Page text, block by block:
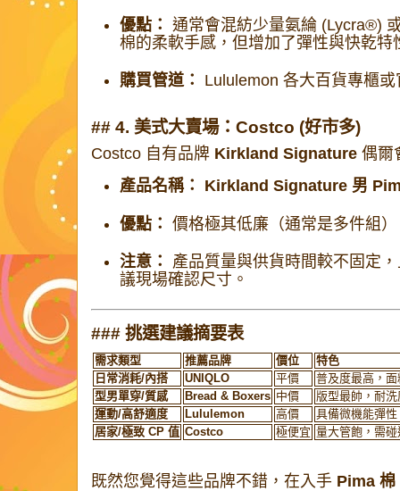
優點： 通常會混紡少量氨綸 (Lycra®)
棉的柔軟手感，但增加了彈性與快乾特
購買管道： Lululemon 各大百貨專櫃或
## 4. 美式大賣場：Costco (好市多)
Costco 自有品牌 Kirkland Signature 偶爾
產品名稱：
Kirkland Signature 男
優點： 價格極其低廉（通常是多件組
注意：
產品質量與供貨時間較不固定
議現場確認尺寸。
### 挑選建議摘要表
需求類型 推薦品牌 價位
特色
日常消耗/內搭
UNIQLO 平價
普及度最高，
型男單穿/質感
Bread & Boxers 中價
版型最帥，耐
運動/高舒適度
Lululemon 高價
具備微機能彈性
居家/極致 CP 值 Costco 極便宜 量大管飽，需碰
既然您覺得這些品牌不錯，在入手 Pima